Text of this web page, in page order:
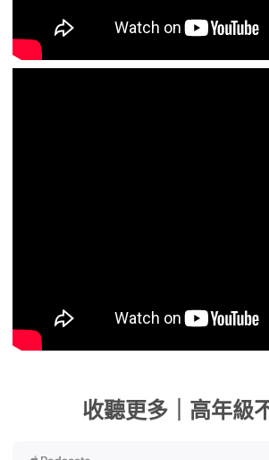
收聽更多｜高年級